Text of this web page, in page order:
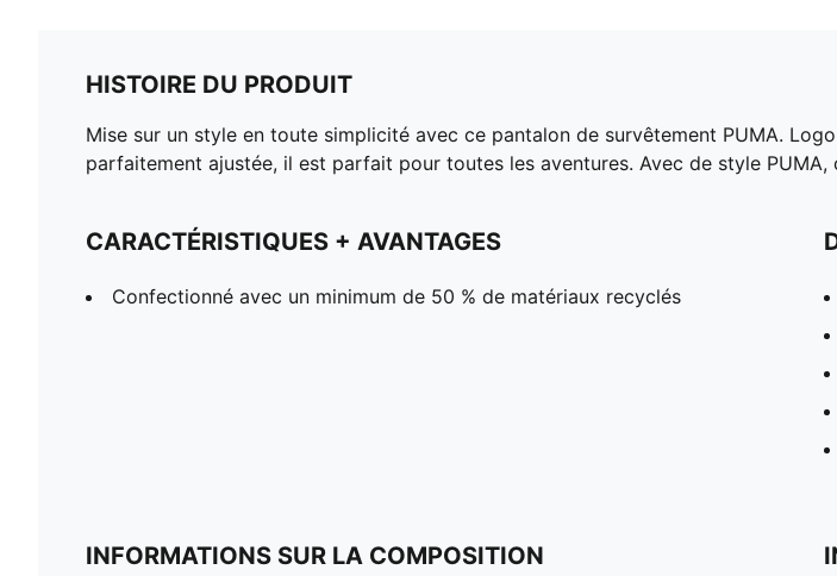
HISTOIRE DU PRODUIT
Mise sur un style en toute simplicité avec ce pantalon de survêtement PUMA.
parfaitement ajustée, il est parfait pour toutes les aventures. Avec de style PUMA,
CARACTÉRISTIQUES + AVANTAGES
Confectionné avec un minimum de 50 % de matériaux recyclés
INFORMATIONS SUR LA COMPOSITION